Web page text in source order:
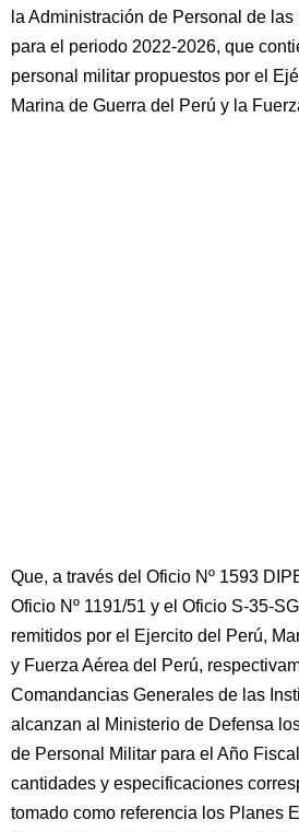
la Administración de Personal de
para el periodo 2022-2026, que
personal militar propuestos por el
Marina de Guerra del Perú y la
Que, a través del Oficio Nº 1593
Oficio Nº 1191/51 y el Oficio S-35-
remitidos por el Ejercito del Perú,
y Fuerza Aérea del Perú,
Comandancias Generales de las
alcanzan al Ministerio de Defensa
de Personal Militar para el Año
cantidades y especificaciones
tomado como referencia los Planes